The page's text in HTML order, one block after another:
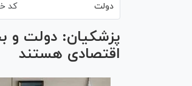
دولت
کد
پزشکیان: دولت و
اقتصادی هستند